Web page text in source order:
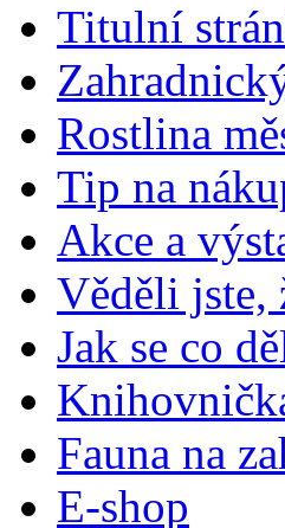
Titulní
Rostlina
Tip na
Akce a
Věděli jste,
Jak se co
Fauna na
E-shop